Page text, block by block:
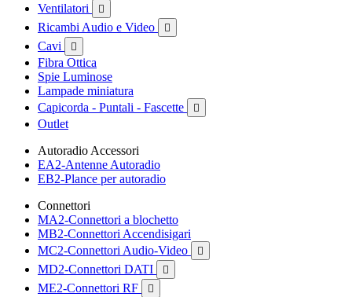
Ventilatori 
Ricambi Audio e Video 
Cavi 
Fibra Ottica
Spie Luminose
Lampade miniatura
Capicorda - Puntali - Fascette

Outlet
Autoradio Accessori
EA2-Antenne Autoradio
EB2-Plance per autoradio
Connettori
MA2-Connettori a blochetto
MB2-Connettori Accendisigari
MC2-Connettori Audio-Video

MD2-Connettori DATI 
ME2-Connettori RF 